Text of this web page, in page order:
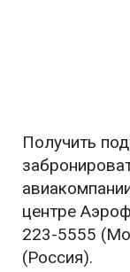
Получить
центре
223-5555
(Россия).